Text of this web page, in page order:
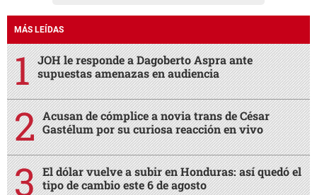
MÁS LEÍDAS
JOH le responde a Dagoberto Aspra ante
supuestas amenazas en audiencia
Acusan de cómplice a novia trans de César
Gastélum por su curiosa reacción en vivo
El dólar vuelve a subir en Honduras: así quedó el
tipo de cambio este 6 de agosto